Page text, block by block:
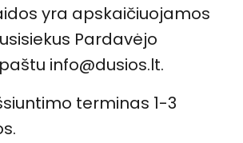
yra apskaičiuojamos
Pardavėjo
info@dusios.lt.
terminas 1-3